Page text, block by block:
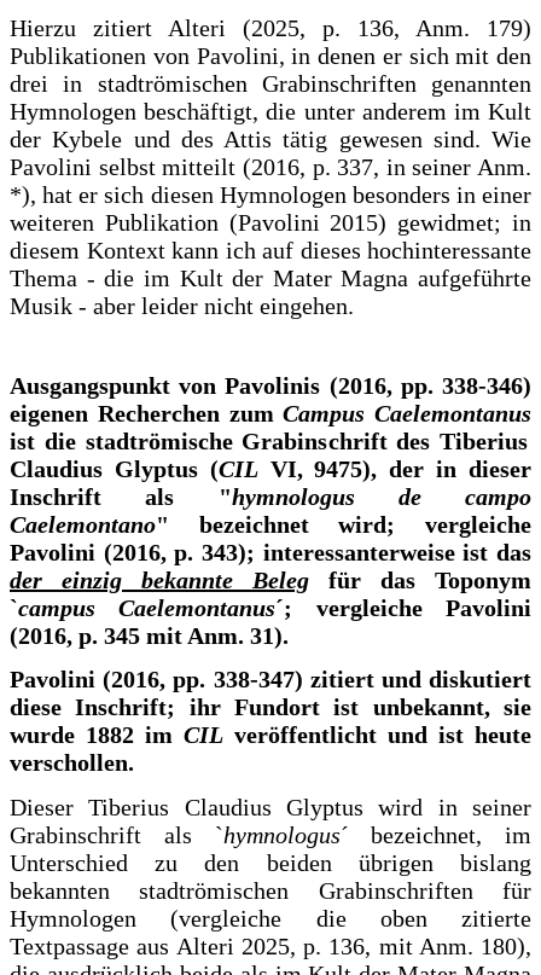
Hierzu zitiert Alteri (2025, p. 136, Anm. 179)
Publikationen von Pavolini, in denen er sich mit den
drei in stadtrömischen Grabinschriften genannten
Hymnologen beschäftigt, die unter anderem im Kult
der Kybele und des Attis tätig gewesen sind. Wie
Pavolini selbst mitteilt (2016, p. 337, in seiner Anm.
*), hat er sich diesen Hymnologen besonders in einer
weiteren Publikation (Pavolini 2015) gewidmet; in
diesem Kontext kann ich auf dieses hochinteressante
Thema - die im Kult der Mater Magna aufgeführte
Musik - aber leider nicht eingehen.
Ausgangspunkt von Pavolinis (2016, pp. 338-346)
eigenen Recherchen zumCampus Caelemontanus
ist die stadtrömische Grabinschrift des Tiberius
Claudius Glyptus (CILVI, 9475), der in dieser
Inschrift als "hymnologus de campo
Caelemontano" bezeichnet wird; vergleiche
Pavolini (2016, p. 343); interessanterweise ist das
der einzig bekannte Beleg für das Toponym
`campus Caelemontanus´; vergleiche Pavolini
(2016, p. 345 mit Anm. 31).
Pavolini (2016, pp. 338-347) zitiert und diskutiert
diese Inschrift; ihr Fundort ist unbekannt, sie
wurde 1882 im CIL veröffentlicht und ist heute
verschollen.
Dieser Tiberius Claudius Glyptus wird in seiner
Grabinschrift als `hymnologus´ bezeichnet, im
Unterschied zu den beiden übrigen bislang
bekannten stadtrömischen Grabinschriften für
Hymnologen (vergleiche die oben zitierte
Textpassage aus Alteri 2025, p. 136, mit Anm. 180),